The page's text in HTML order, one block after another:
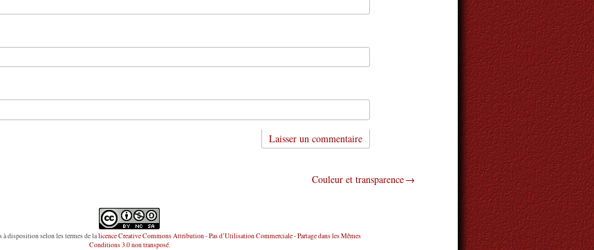
Couleur et transparence
à disposition selon les termes de lalicence Creative Commons Attribution - Pas d’Utilisation Commerciale - Partage dans les Mêmes
Conditions 3.0 non transposé.